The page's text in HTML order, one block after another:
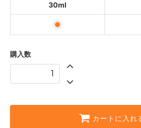
30ml
購入数
カートに入れ